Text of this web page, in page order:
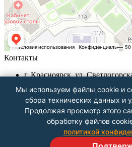
Контакты
г. Красноярск, ул.
Пн-Пт с 9.00 - до 18.00
info@krasznak24.ru
Посмотреть на карте
Мы используем файлы cookie и
сбора технических данных и
Продолжая просмотр этого
обработку файлов
политикой